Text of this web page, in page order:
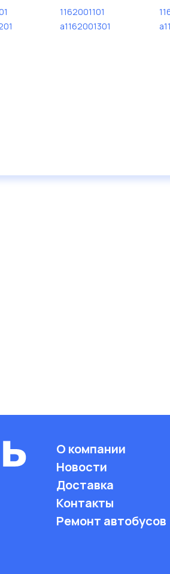
с гарантией от
1162001101
a1162001301
О компании
Новости
Доставка
Контакты
Ремонт автобусов